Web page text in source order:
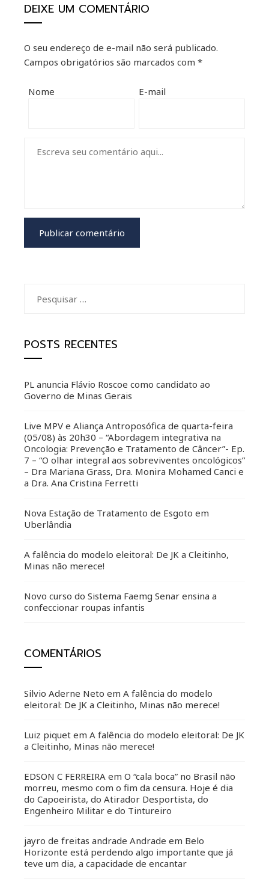
DEIXE UM COMENTÁRIO
O seu endereço de e-mail não será publicado.
Campos obrigatórios são marcados com *
Nome E-mail
por:
POSTS RECENTES
PL anuncia Flávio Roscoe como candidato ao
Governo de Minas Gerais
Live MPV e Aliança Antroposófica de quarta-feira
(05/08) às 20h30 – “Abordagem integrativa na
Oncologia: Prevenção e Tratamento de Câncer”- Ep.
7 – “O olhar integral aos sobreviventes oncológicos”
– Dra Mariana Grass, Dra. Monira Mohamed Canci e
a Dra. Ana Cristina Ferretti
Nova Estação de Tratamento de Esgoto em
Uberlândia
A falência do modelo eleitoral: De JK a Cleitinho,
Minas não merece!
Novo curso do Sistema Faemg Senar ensina a
confeccionar roupas infantis
COMENTÁRIOS
Silvio Aderne Neto em A falência do modelo
eleitoral: De JK a Cleitinho, Minas não merece!
Luiz piquet em A falência do modelo eleitoral: De JK
a Cleitinho, Minas não merece!
EDSON C FERREIRA em O “cala boca” no Brasil não
morreu, mesmo com o fim da censura. Hoje é dia
do Capoeirista, do Atirador Desportista, do
Engenheiro Militar e do Tintureiro
jayro de freitas andrade Andrade em Belo
Horizonte está perdendo algo importante que já
teve um dia, a capacidade de encantar